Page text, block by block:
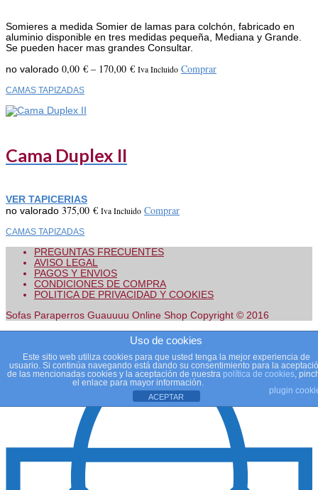
Somieres a medida Somier de lamas para colchón, fabricado en
aluminio disponible en tres medidas pequeña, Mediana y Grande.
Se pueden hacer mas grandes Consultar.
no valorado 0,00 € – 170,00 € Iva Incluido Comprar
CAMAS TAPIZADAS
Cama Duplex II
VER TAPICERIAS
no valorado 375,00 € Iva Incluido Comprar
CAMAS TAPIZADAS
PREGUNTAS FRECUENTES
AVISO LEGAL
PAGOS Y ENVIOS
CONDICIONES DE COMPRA
POLITICA DE PRIVACIDAD Y COOKIES
Sofas Paraperros Guauuuu Online Shop Copyright © 2016
Uso de cookies
Este sitio web utiliza cookies para que usted tenga la mejor experiencia de
usuario. Si continúa navegando está dando su consentimiento para la
de las mencionadas cookies y la aceptación de nuestra política de cookies,
el enlace para mayor información.
plugin
ACEPTAR